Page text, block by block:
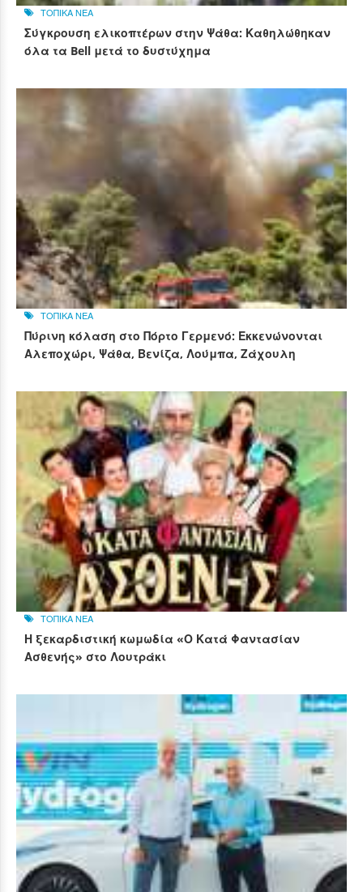
ΤΟΠΙΚΑ ΝΕΑ
Σύγκρουση ελικοπτέρων στην Ψάθα: Καθηλώθηκαν
όλα τα Bell μετά το δυστύχημα
ΤΟΠΙΚΑ ΝΕΑ
Πύρινη κόλαση στο Πόρτο Γερμενό: Εκκενώνονται
Αλεποχώρι, Ψάθα, Βενίζα, Λούμπα, Ζάχουλη
ΤΟΠΙΚΑ ΝΕΑ
Η ξεκαρδιστική κωμωδία «Ο Κατά Φαντασίαν
Ασθενής» στο Λουτράκι